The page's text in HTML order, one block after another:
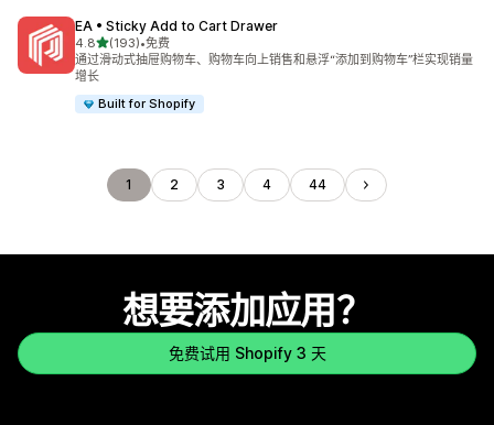
EA • Sticky Add to Cart Drawer
4.8星（满分 5 星）
(193)
总共 193 条评论
•免费
通过滑动式抽屉购物车、购物车向上销售和悬浮“添加到购物车”栏实现销量
增长
Built for Shopify
1 2 3 4 44
想要添加应用？
免费试用 Shopify 3 天